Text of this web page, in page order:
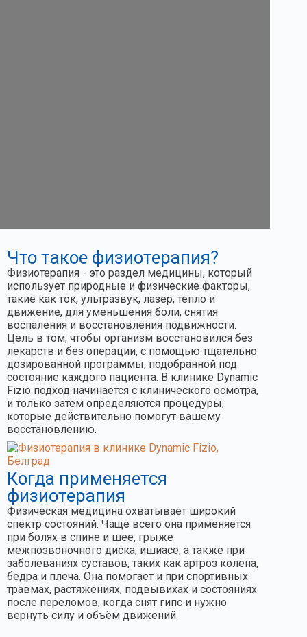
Что такое физиотерапия?
Физиотерапия - это раздел медицины, который
использует природные и физические факторы,
такие как ток, ультразвук, лазер, тепло и
движение, для уменьшения боли, снятия
воспаления и восстановления подвижности.
Цель в том, чтобы организм восстановился без
лекарств и без операции, с помощью тщательно
дозированной программы, подобранной под
состояние каждого пациента. В клинике Dynamic
Fizio подход начинается с клинического осмотра,
и только затем определяются процедуры,
которые действительно помогут вашему
восстановлению.
Когда применяется
физиотерапия
Физическая медицина охватывает широкий
спектр состояний. Чаще всего она применяется
при болях в спине и шее, грыже
межпозвоночного диска, ишиасе, а также при
заболеваниях суставов, таких как артроз колена,
бедра и плеча. Она помогает и при спортивных
травмах, растяжениях, подвывихах и состояниях
после переломов, когда снят гипс и нужно
вернуть силу и объём движений.